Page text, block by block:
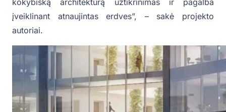
kokybišką architektūrą užtikrinimas ir pagalba
įveiklinant atnaujintas erdves”, – sakė projekto
autoriai.